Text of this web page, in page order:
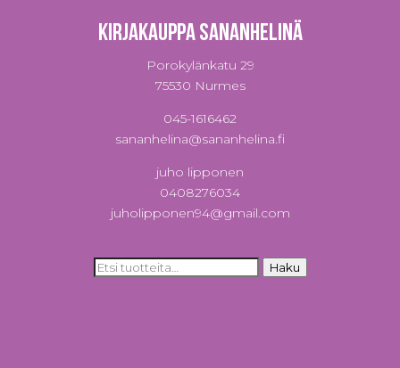
Kirjakauppa Sananhelinä
Porokylänkatu 29
75530 Nurmes
045-1616462
sananhelina@sananhelina.fi
juho lipponen
0408276034
juholipponen94@gmail.com
Etsi: Haku